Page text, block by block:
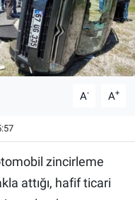
A- A+
zincirleme
attığı, hafif ticari